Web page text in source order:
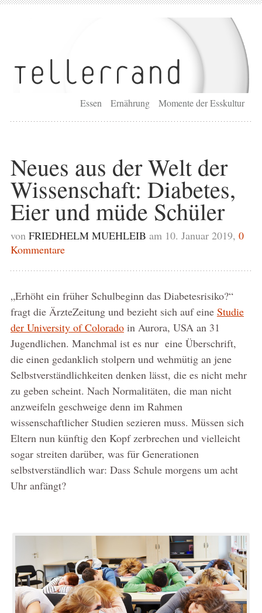
Essen Ernährung Momente der Esskultur
Neues aus der Welt der
Wissenschaft: Diabetes,
Eier und müde Schüler
von FRIEDHELM MUEHLEIB am 10. Januar 2019, 0
Kommentare
„Erhöht ein früher Schulbeginn das Diabetesrisiko?“
fragt die ÄrzteZeitung und bezieht sich auf eine Studie
der University of Coloradoin Aurora, USA an 31
Jugendlichen. Manchmal ist es nur eine Überschrift,
die einen gedanklich stolpern und wehmütig an jene
Selbstverständlichkeiten denken lässt, die es nicht mehr
zu geben scheint. Nach Normalitäten, die man nicht
anzweifeln geschweige denn im Rahmen
wissenschaftlicher Studien sezieren muss. Müssen sich
Eltern nun künftig den Kopf zerbrechen und vielleicht
sogar streiten darüber, was für Generationen
selbstverständlich war: Dass Schule morgens um acht
Uhr anfängt?